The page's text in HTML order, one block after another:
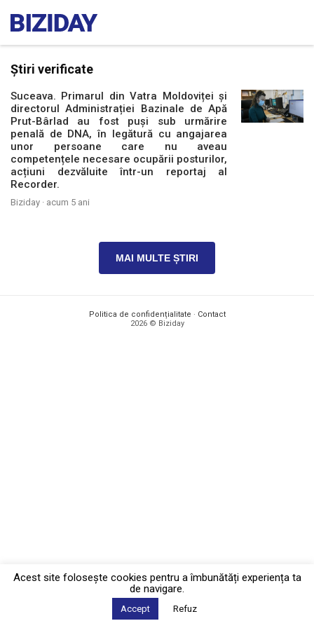
Știri verificate
Suceava. Primarul din Vatra Moldoviței și
directorul Administrației Bazinale de Apă
Prut-Bârlad au fost puși sub urmărire
penală de DNA, în legătură cu angajarea
unor persoane care nu aveau
competențele necesare ocupării posturilor,
acțiuni dezvăluite într-un reportaj al
Recorder.
Biziday · acum 5 ani
MAI MULTE ȘTIRI
Politica de confidențialitate · Contact
2026 © Biziday
Acest site foloseşte cookies pentru a îmbunătăți experiența ta
de navigare.
Accept Refuz